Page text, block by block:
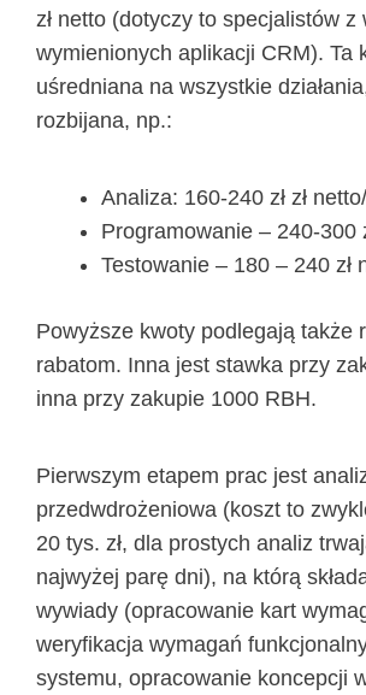
zł netto (dotyczy to specjalistów z
wymienionych aplikacji CRM). Ta
uśredniana na wszystkie
rozbijana, np.:
Analiza: 160-240 zł zł
Programowanie – 240-300
Testowanie – 180 – 240 zł
Powyższe kwoty podlegają także
rabatom. Inna jest stawka przy
inna przy zakupie 1000 RBH.
Pierwszym etapem prac jest
przedwdrożeniowa (koszt to
20 tys. zł, dla prostych analiz
najwyżej parę dni), na którą
wywiady (opracowanie kart
weryfikacja wymagań
systemu, opracowanie koncepcji